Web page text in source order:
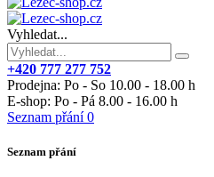
Vyhledat...
+420 777 277 752
Prodejna: Po - So 10.00 - 18.00 h
E-shop: Po - Pá 8.00 - 16.00 h
Seznam přání 0
Seznam přání